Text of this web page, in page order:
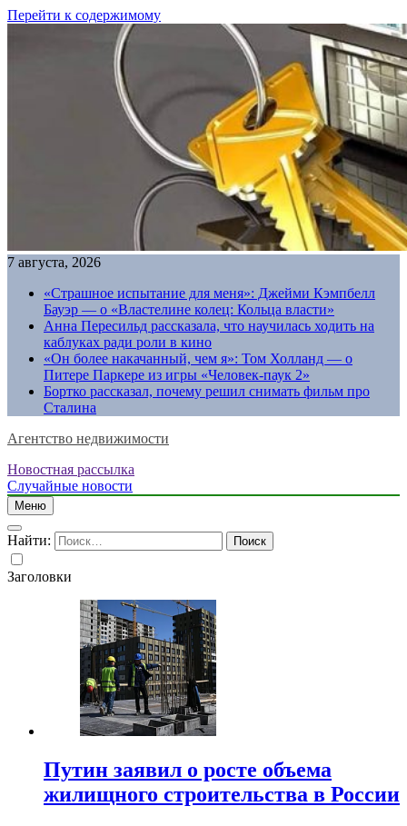
Перейти к содержимому
7 августа, 2026
«Страшное испытание для меня»: Джейми Кэмпбелл
Бауэр — о «Властелине колец: Кольца власти»
Анна Пересильд рассказала, что научилась ходить на
каблуках ради роли в кино
«Он более накачанный, чем я»: Том Холланд — о
Питере Паркере из игры «Человек-паук 2»
Бортко рассказал, почему решил снимать фильм про
Сталина
Агентство недвижимости
Новостная рассылка
Случайные новости
Меню
Найти:
Заголовки
Путин заявил о росте объема
жилищного строительства в России